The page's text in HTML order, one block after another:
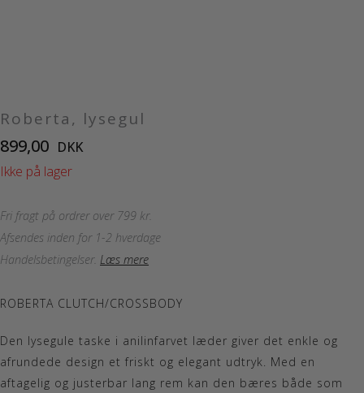
Roberta, lysegul
899,00 DKK
Ikke på lager
Fri fragt på ordrer over 799 kr.
Afsendes inden for 1-2 hverdage
Handelsbetingelser. Læs mere
ROBERTA CLUTCH/CROSSBODY
Den lysegule taske i anilinfarvet læder giver det enkle og
afrundede design et friskt og elegant udtryk. Med en
aftagelig og justerbar lang rem kan den bæres både som